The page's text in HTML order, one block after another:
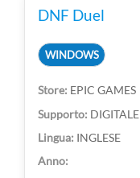
DNF Duel
WINDOWS
EPIC GAMES
DIGITALE
INGLESE